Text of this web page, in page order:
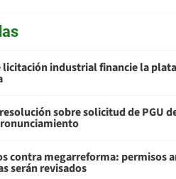
licitación industrial financie la
sobre solicitud de PGU
contra megarreforma: permisos
serán revisados